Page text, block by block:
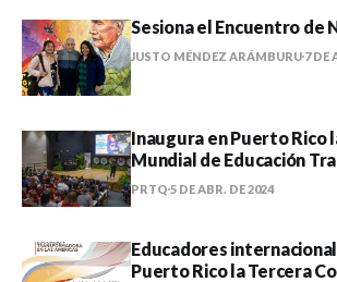
Sesiona el Encuentro de
JUSTO MÉNDEZ ARÁMBURU 7 DE
Inaugura en Puerto Rico
Mundial de Educación
PRTQ 5 DE ABR. DE 2024
Educadores
Puerto Rico la Tercera